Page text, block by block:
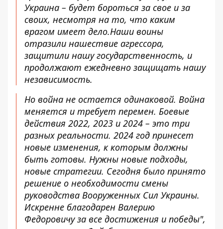
Украина – будет бороться за свое и за
своих, несмотря на то, что каким
врагом имеет дело.Наши воины
отразили нашествие агрессора,
защитили нашу государственность, и
продолжают ежедневно защищать нашу
независимость.
Но война не остается одинаковой. Война
меняется и требует перемен. Боевые
действия 2022, 2023 и 2024 – это три
разных реальности. 2024 год принесет
новые изменения, к которым должны
быть готовы. Нужны новые подходы,
новые стратегии. Сегодня было принято
решение о необходимости смены
руководства Вооруженных Сил Украины.
Искренне благодарен Валерию
Федоровичу за все достижения и победы",